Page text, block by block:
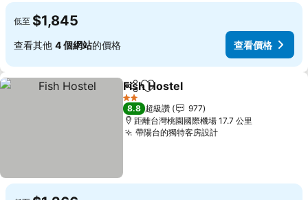
低至 $1,845
查看其他 4 個網站的價格 查看價格
分享 加入我的最愛
Fish Hostel
2 星級
8.8 超級讚
977
距離台灣桃園國際機場 17.7 公里
帶陽台的獨特客房設計查看價格